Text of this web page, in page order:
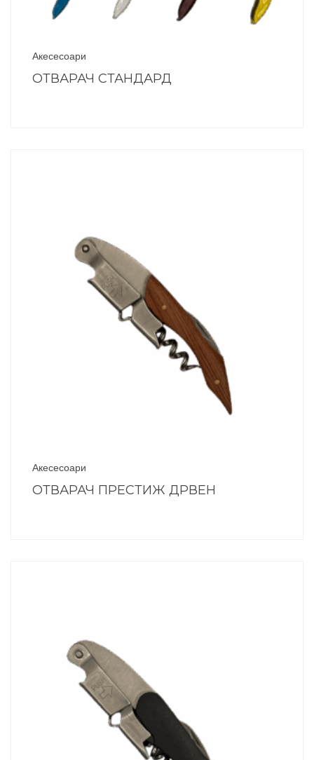
Акесесоари
ОТВАРАЧ СТАНДАРД
Акесесоари
ОТВАРАЧ ПРЕСТИЖ ДРВЕН